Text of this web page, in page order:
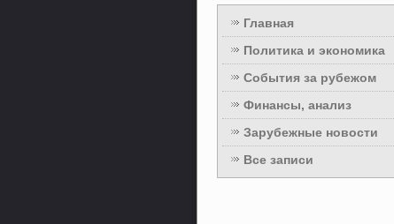
Главная
Политика и экономика
События за рубежом
Финансы, анализ
Зарубежные новости
Все записи